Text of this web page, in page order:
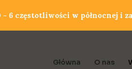
Główna O nas
6 częstotliwości w północnej i